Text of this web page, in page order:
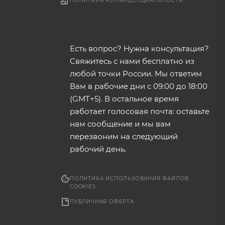
Есть вопрос? Нужна консультация?
Свяжитесь с нами бесплатно из
любой точки России. Мы ответим
Вам в рабочие дни с 09:00 до 18:00
(GMT+5). В остальное время
работает голосовая почта: оставьте
нам сообщение и мы вам
перезвоним на следующий
рабочий день.
ПОЛИТИКА ИСПОЛЬЗОВАНИЯ ФАЙЛОВ
COOKIES
ПУБЛИЧНАЯ ОФЕРТА